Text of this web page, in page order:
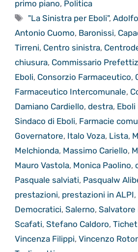
primo piano, Politica
Tag
"La Sinistra per Eboli",
Antonio Cuomo, Baronissi,
Tirreni, Centro sinistra,
chiusura, Commissario
Eboli, Consorzio Farmaceutico,
Farmaceutico Intercomunale,
Damiano Cardiello, destra, Eboli
Sindaco di Eboli, Farmacie
Governatore, Italo Voza, Lista,
Melchionda, Massimo Cariello,
Mauro Vastola, Monica Paolino,
Pasquale salviati, Pasqualw
prestazioni, prestazioni in ALPI,
Democratici, Salerno, Salvatore
Scafati, Stefano Caldoro,
Vincenza Filippi, Vincenzo